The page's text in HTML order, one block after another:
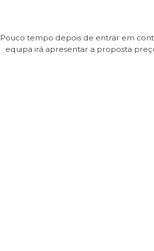
Pouco tempo depois de entrar em
equipa irá apresentar a proposta